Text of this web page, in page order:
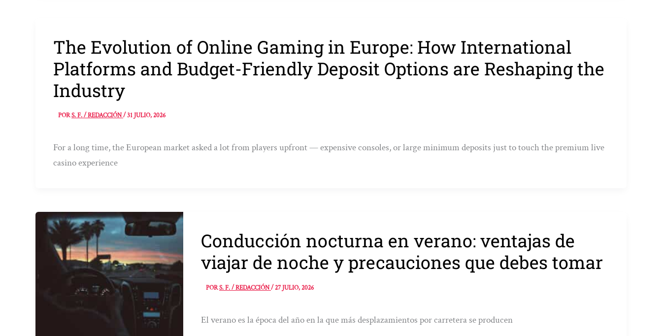
The Evolution of Online Gaming in Europe: How International
Platforms and Budget-Friendly Deposit Options are Reshaping the
Industry
PORS. F. / REDACCIÓN/31 JULIO, 2026
For a long time, the European market asked a lot from players upfront — expensive consoles, or large minimum deposits just to touch the premium live
casino experience
Conducción nocturna en verano: ventajas de
viajar de noche y precauciones que debes tomar
PORS. F. / REDACCIÓN/27 JULIO, 2026
El verano es la época del año en la que más desplazamientos por carretera se producen